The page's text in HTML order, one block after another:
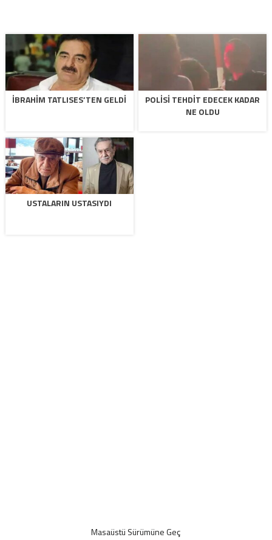
İBRAHIM TATLISES’TEN GELDI
POLISI TEHDIT EDECEK KADAR
NE OLDU
USTALARIN USTASIYDI
Masaüstü Sürümüne Geç